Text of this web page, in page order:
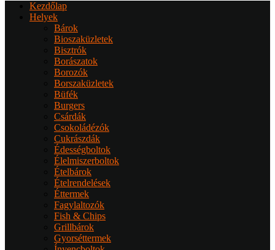
Kezdőlap
Helyek
Bárok
Bioszaküzletek
Bisztrók
Borászatok
Borozók
Borszaküzletek
Büfék
Burgers
Csárdák
Csokoládézók
Cukrászdák
Édességboltok
Élelmiszerboltok
Ételbárok
Ételrendelések
Éttermek
Fagylaltozók
Fish & Chips
Grillbárok
Gyorséttermek